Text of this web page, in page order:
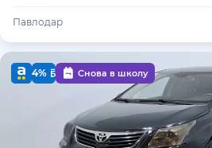
Павлодар
4% Снова в школу